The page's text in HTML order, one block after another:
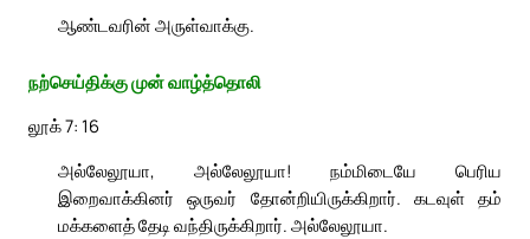
ஆண்டவரின் அருள்வாக்கு.
நற்செய்திக்கு முன் வாழ்த்தொலி
லூக் 7: 16
அல்லேலூயா, அல்லேலூயா! நம்மிடையே பெரிய
இறைவாக்கினர் ஒருவர் தோன்றியிருக்கிறார். கடவுள் தம்
மக்களைத் தேடி வந்திருக்கிறார். அல்லேலூயா.